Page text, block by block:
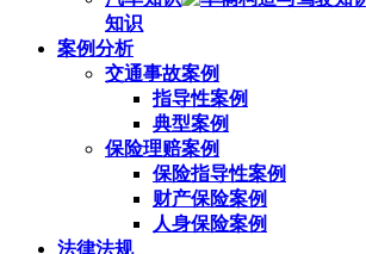
知识
案例分析
交通事故案例
指导性案例
典型案例
保险理赔案例
保险指导性案例
财产保险案例
人身保险案例
法律法规